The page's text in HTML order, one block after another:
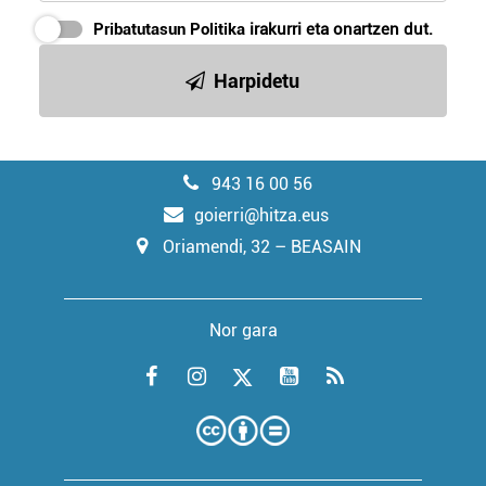
Pribatutasun Politika irakurri eta onartzen dut.
Harpidetu
943 16 00 56
goierri@hitza.eus
Oriamendi, 32 – BEASAIN
Nor gara